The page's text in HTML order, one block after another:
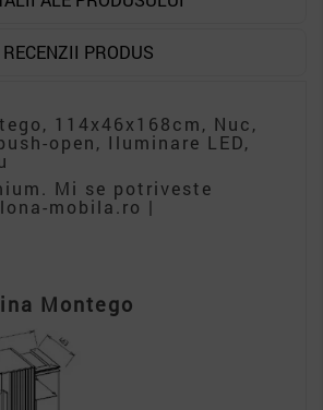
RECENZII PRODUS
114x46x168cm, Nuc,
open, Iluminare LED,
Mi se potriveste
mobila.ro |
Montego